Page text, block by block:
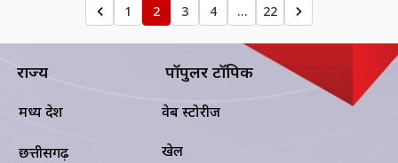
1 2 3 4 … 22
राज्य
मध्य प्रदेश
छत्तीसगढ़
पॉपुलर टॉपिक
वेब स्टोरीज
खेल